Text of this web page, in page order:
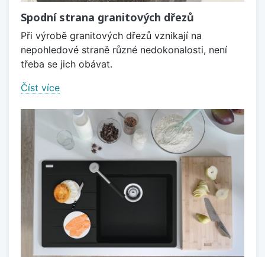
Spodní strana granitových dřezů
Při výrobě granitových dřezů vznikají na
nepohledové straně různé nedokonalosti, není
třeba se jich obávat.
Číst více